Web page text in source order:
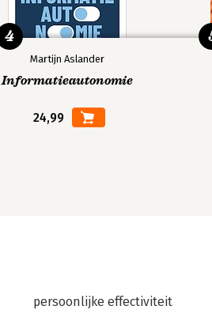
Martijn Aslander
Informatieautonomie
24,99
4
persoonlijke effectiviteit